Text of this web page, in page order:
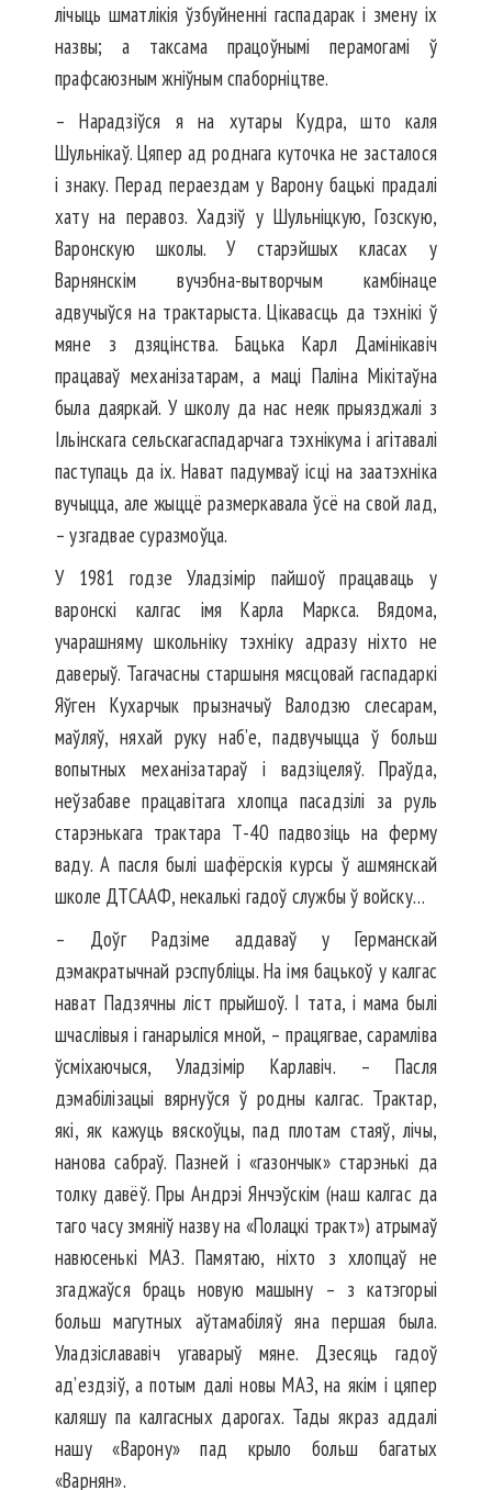
лічыць шматлікія ўзбуйненні гаспадарак і змену іх
назвы; а таксама працоўнымі перамогамі ў
прафсаюзным жніўным спаборніцтве.
– Нарадзіўся я на хутары Кудра, што каля
Шульнікаў. Цяпер ад роднага куточка не засталося
і знаку. Перад пераездам у Варону бацькі прадалі
хату на перавоз. Хадзіў у Шульніцкую, Гозскую,
Варонскую школы. У старэйшых класах у
Варнянскім вучэбна-вытворчым камбінаце
адвучыўся на трактарыста. Цікавасць да тэхнікі ў
мяне з дзяцінства. Бацька Карл Дамінікавіч
працаваў механізатарам, а маці Паліна Мікітаўна
была даяркай. У школу да нас неяк прыязджалі з
Ільінскага сельскагаспадарчага тэхнікума і агітавалі
паступаць да іх. Нават падумваў ісці на заатэхніка
вучыцца, але жыццё размеркавала ўсё на свой лад,
– узгадвае суразмоўца.
У 1981 годзе Уладзімір пайшоў працаваць у
варонскі калгас імя Карла Маркса. Вядома,
учарашняму школьніку тэхніку адразу ніхто не
даверыў. Тагачасны старшыня мясцовай гаспадаркі
Яўген Кухарчык прызначыў Валодзю слесарам,
маўляў, няхай руку наб’е, падвучыцца ў больш
вопытных механізатараў і вадзіцеляў. Праўда,
неўзабаве працавітага хлопца пасадзілі за руль
старэнькага трактара Т-40 падвозіць на ферму
ваду. А пасля былі шафёрскія курсы ў ашмянскай
школе ДТСААФ, некалькі гадоў службы ў войску…
– Доўг Радзіме аддаваў у Германскай
дэмакратычнай рэспубліцы. На імя бацькоў у калгас
нават Падзячны ліст прыйшоў. І тата, і мама былі
шчаслівыя і ганарыліся мной, – працягвае, сарамліва
ўсміхаючыся, Уладзімір Карлавіч. – Пасля
дэмабілізацыі вярнуўся ў родны калгас. Трактар,
які, як кажуць вяскоўцы, пад плотам стаяў, лічы,
нанова сабраў. Пазней і «газончык» старэнькі да
толку давёў. Пры Андрэі Янчэўскім (наш калгас да
таго часу змяніў назву на «Полацкі тракт») атрымаў
навюсенькі МАЗ. Памятаю, ніхто з хлопцаў не
згаджаўся браць новую машыну – з катэгорыі
больш магутных аўтамабіляў яна першая была.
Уладзіслававіч угаварыў мяне. Дзесяць гадоў
ад’ездзіў, а потым далі новы МАЗ, на якім і цяпер
каляшу па калгасных дарогах. Тады якраз аддалі
нашу «Варону» пад крыло больш багатых
«Варнян».